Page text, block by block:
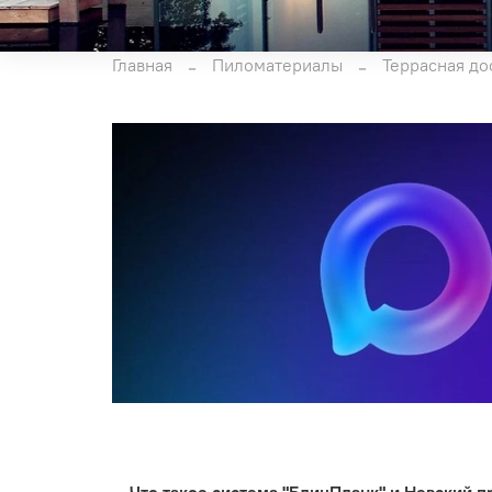
Главная Пиломатериалы Террасная